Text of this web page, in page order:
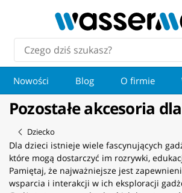
Nowości Blog O firmie
Pozostałe akcesoria
Dziecko
Dla dzieci istnieje wiele fascynujących
które mogą dostarczyć im rozrywki,
Pamiętaj, że najważniejsze jest
wsparcia i interakcji w ich eksploracji